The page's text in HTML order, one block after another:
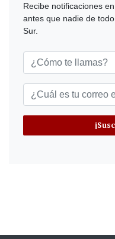
Recibe notificaciones
antes que nadie de
Sur.